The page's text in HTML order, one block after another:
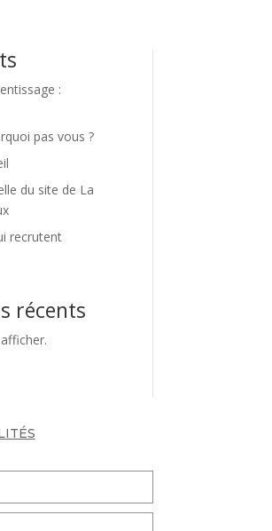
:
pas vous ?
du site de La
recrutent
récents